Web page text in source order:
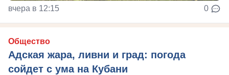
вчера в 12:15 0
Общество
Адская жара, ливни и град: погода
сойдет с ума на Кубани